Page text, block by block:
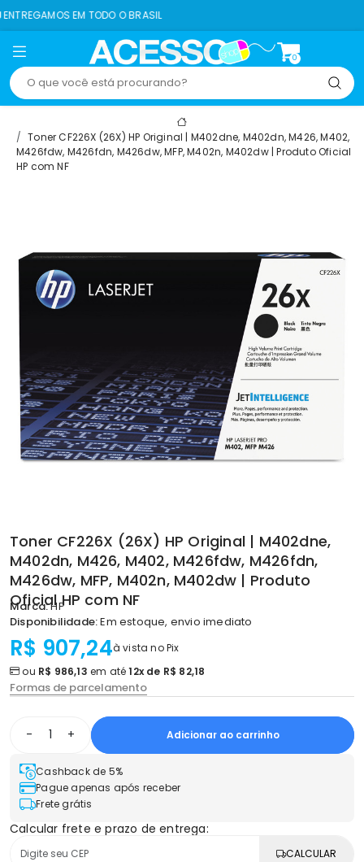
EM TODO O BRASIL
0
Toner CF226X (26X) HP Original | M402dne, M402dn, M426, M402,
M426fdw, M426fdn, M426dw, MFP, M402n, M402dw | Produto Oficial
HP com NF
Toner CF226X (26X) HP Original | M402dne,
M402dn, M426, M402, M426fdw, M426fdn,
M426dw, MFP, M402n, M402dw | Produto
Oficial HP com NF
Marca:HP
Disponibilidade:Em estoque, envio imediato
R$ 907,24à vista no Pix
ou R$ 986,13 em até12x de R$ 82,18
Formas de parcelamento
- + Adicionar ao carrinho
Cashback de 5%
Pague apenas após receber
Frete grátis
Calcular frete e prazo de entrega:
CALCULAR